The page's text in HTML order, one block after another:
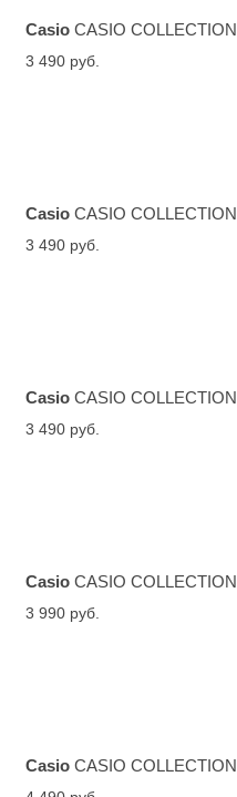
Casio CASIO COLLECTION
3 490 руб.
Casio CASIO COLLECTION
3 490 руб.
Casio CASIO COLLECTION
3 490 руб.
Casio CASIO COLLECTION
3 990 руб.
Casio CASIO COLLECTION